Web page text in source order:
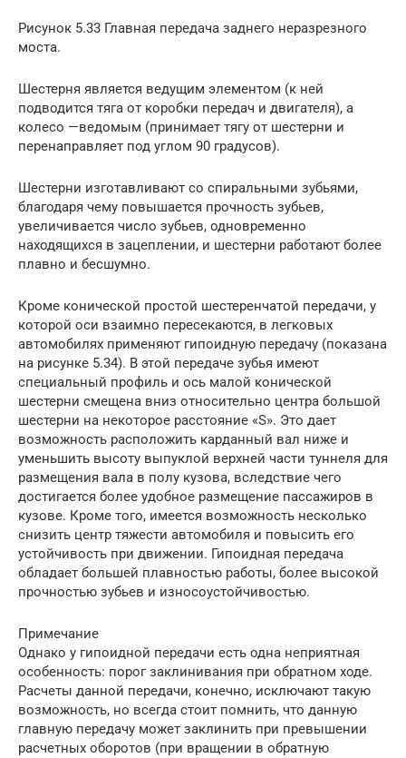
Рисунок 5.33 Главная передача заднего неразрезного
моста.
Шестерня является ведущим элементом (к ней
подводится тяга от коробки передач и двигателя), а
колесо —ведомым (принимает тягу от шестерни и
перенаправляет под углом 90 градусов).
Шестерни изготавливают со спиральными зубьями,
благодаря чему повышается прочность зубьев,
увеличивается число зубьев, одновременно
находящихся в зацеплении, и шестерни работают более
плавно и бесшумно.
Кроме конической простой шестеренчатой передачи, у
которой оси взаимно пересекаются, в легковых
автомобилях применяют гипоидную передачу (показана
на рисунке 5.34). В этой передаче зубья имеют
специальный профиль и ось малой конической
шестерни смещена вниз относительно центра большой
шестерни на некоторое расстояние «S». Это дает
возможность расположить карданный вал ниже и
уменьшить высоту выпуклой верхней части туннеля для
размещения вала в полу кузова, вследствие чего
достигается более удобное размещение пассажиров в
кузове. Кроме того, имеется возможность несколько
снизить центр тяжести автомобиля и повысить его
устойчивость при движении. Гипоидная передача
обладает большей плавностью работы, более высокой
прочностью зубьев и износоустойчивостью.
Примечание
Однако у гипоидной передачи есть одна неприятная
особенность: порог заклинивания при обратном ходе.
Расчеты данной передачи, конечно, исключают такую
возможность, но всегда стоит помнить, что данную
главную передачу может заклинить при превышении
расчетных оборотов (при вращении в обратную